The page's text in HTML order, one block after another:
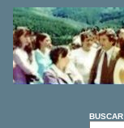
BUSCAR